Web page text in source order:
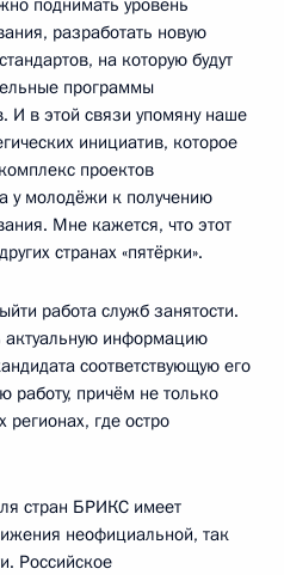
разработать новую
на которую будут
программы
И в этой связи упомяну наше
инициатив, которое
проектов
у молодёжи к получению
Мне кажется, что этот
странах «пятёрки».
работа служб занятости.
актуальную информацию
соответствующую его
работу, причём не только
где остро
стран БРИКС имеет
неофициальной, так
Российское